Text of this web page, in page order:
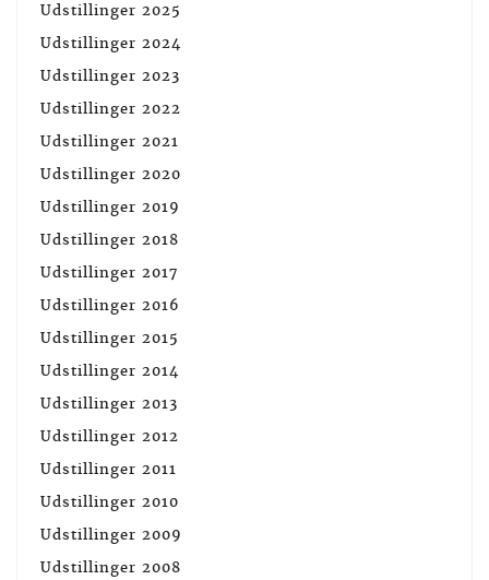
Udstillinger 2025
Udstillinger 2024
Udstillinger 2023
Udstillinger 2022
Udstillinger 2021
Udstillinger 2020
Udstillinger 2019
Udstillinger 2018
Udstillinger 2017
Udstillinger 2016
Udstillinger 2015
Udstillinger 2014
Udstillinger 2013
Udstillinger 2012
Udstillinger 2011
Udstillinger 2010
Udstillinger 2009
Udstillinger 2008